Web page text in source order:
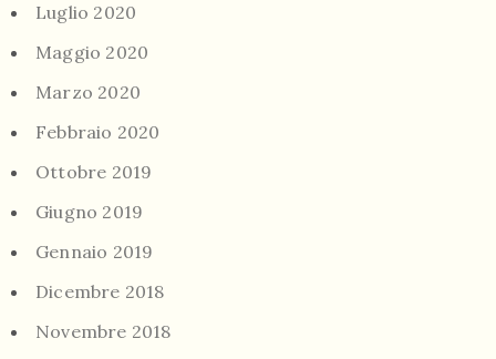
Luglio 2020
Maggio 2020
Marzo 2020
Febbraio 2020
Ottobre 2019
Giugno 2019
Gennaio 2019
Dicembre 2018
Novembre 2018